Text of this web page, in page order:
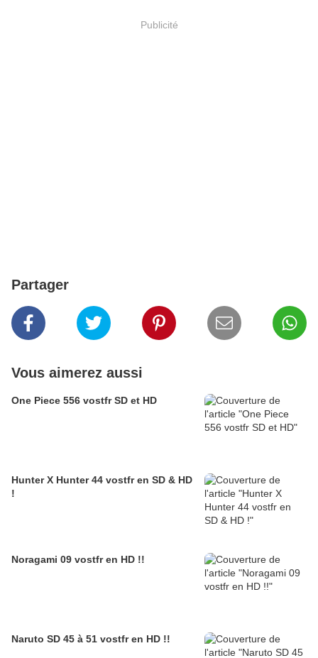
Publicité
Partager
Vous aimerez aussi
One Piece 556 vostfr SD et HD
Hunter X Hunter 44 vostfr en SD & HD
!
Noragami 09 vostfr en HD !!
Naruto SD 45 à 51 vostfr en HD !!